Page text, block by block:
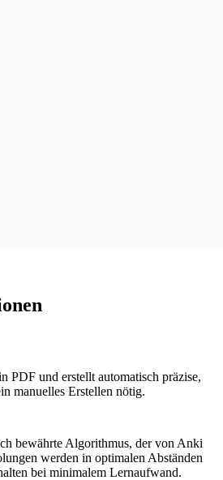
PDF und erstellt automatisch präzise,
manuelles Erstellen nötig.
bewährte Algorithmus, der von Anki
werden in optimalen Abständen
bei minimalem Lernaufwand.